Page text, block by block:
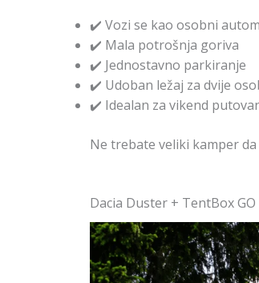
✔️ Vozi se kao osobni
✔️ Mala potrošnja goriva
✔️ Jednostavno parkiranje
✔️ Udoban ležaj za dvije
✔️ Idealan za vikend
Ne trebate veliki kamper
Dacia Duster + TentBox